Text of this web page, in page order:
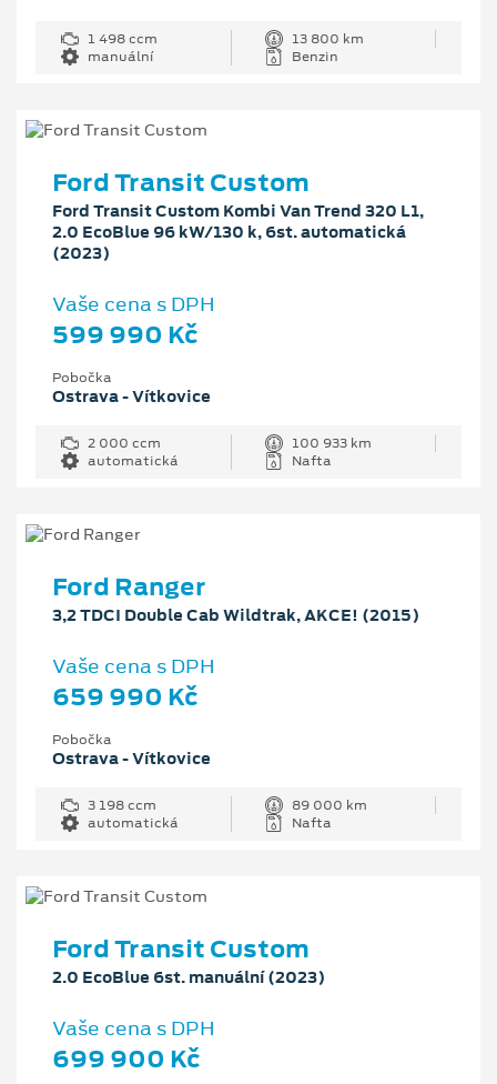
1 498 ccm
13 800 km
manuální
Benzin
Ford Transit Custom
Ford Transit Custom Kombi Van Trend 320 L1,
2.0 EcoBlue 96 kW/130 k, 6st. automatická
(2023)
Vaše cena s DPH
599 990 Kč
Pobočka
Ostrava - Vítkovice
2 000 ccm
100 933 km
automatická
Nafta
Ford Ranger
3,2 TDCI Double Cab Wildtrak, AKCE! (2015)
Vaše cena s DPH
659 990 Kč
Pobočka
Ostrava - Vítkovice
3 198 ccm
89 000 km
automatická
Nafta
Ford Transit Custom
2.0 EcoBlue 6st. manuální (2023)
Vaše cena s DPH
699 900 Kč